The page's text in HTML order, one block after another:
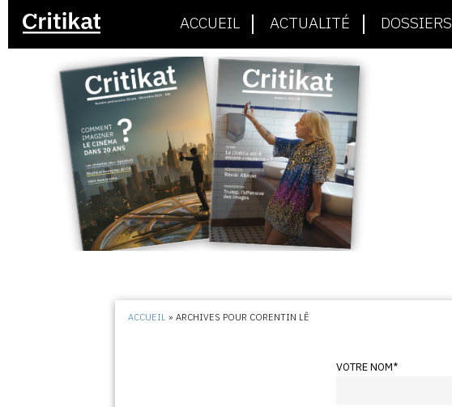
ACCUEIL ACTUALITÉ DOSSIERS
ACCUEIL »ARCHIVES POUR CORENTIN LÊ
VOTRE NOM*